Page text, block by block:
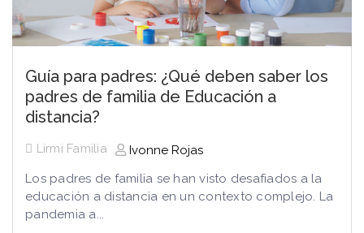
Guía para padres: ¿Qué deben saber los
padres de familia de Educación a
distancia?
Lirmi Familia
Ivonne Rojas
Los padres de familia se han visto desafiados a la
educación a distancia en un contexto complejo. La
pandemia a...